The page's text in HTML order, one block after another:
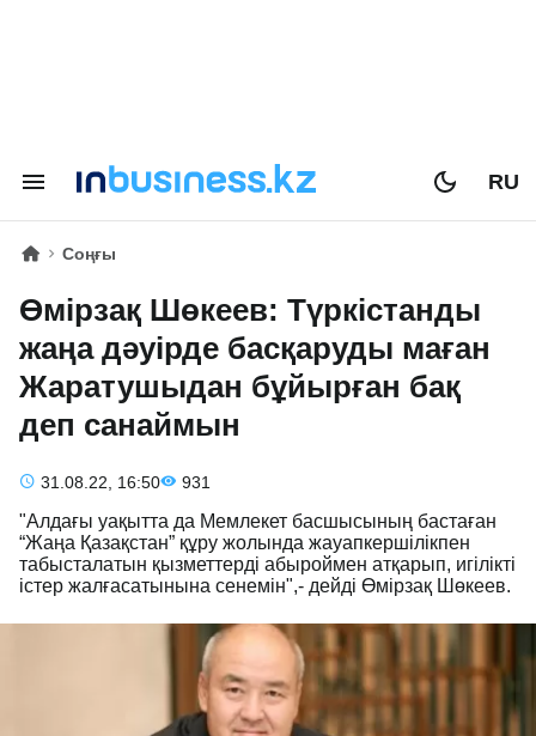
RU
Соңғы
Өмірзақ Шөкеев: Түркістанды
жаңа дәуірде басқаруды маған
Жаратушыдан бұйырған бақ
деп санаймын
31.08.22, 16:50 931
"Алдағы уақытта да Мемлекет басшысының бастаған
“Жаңа Қазақстан” құру жолында жауапкершілікпен
табысталатын қызметтерді абыроймен атқарып, игілікті
істер жалғасатынына сенемін",- дейді Өмірзақ Шөкеев.